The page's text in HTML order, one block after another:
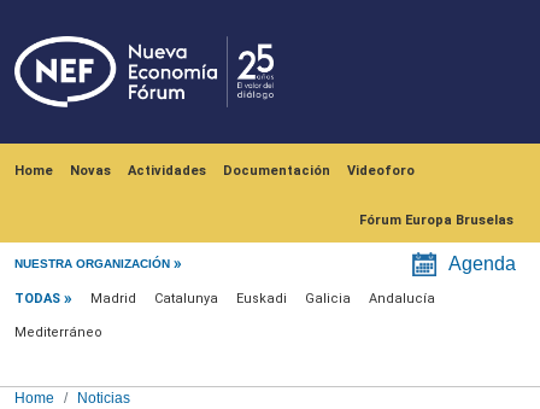
Home Novas Actividades Documentación Videoforo
Fórum Europa Bruselas
NUESTRA ORGANIZACIÓN Agenda
Menú noticias
TODAS Madrid Catalunya Euskadi Galicia Andalucía
Mediterráneo
Home Noticias